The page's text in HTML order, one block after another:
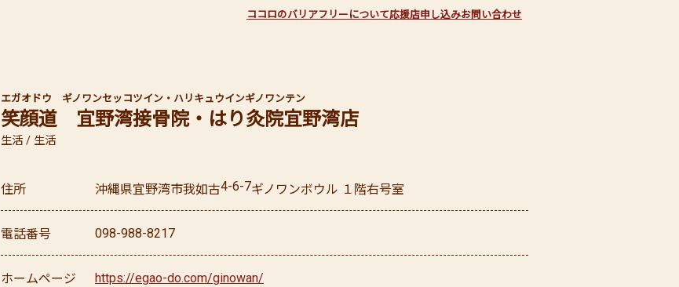
ココロのバリアフリーについて応援店申し込みお問い合わせ
笑顔道 宜野湾接骨院・はり灸院宜野湾店
エガオドウ ギノワンセッコツイン・ハリキュウインギノワンテン
生活 / 生活
住所 沖縄県宜野湾市我如古4-6-7ギノワンボウル １階右号室
電話番号 098-988-8217
ホームページ https://egao-do.com/ginowan/